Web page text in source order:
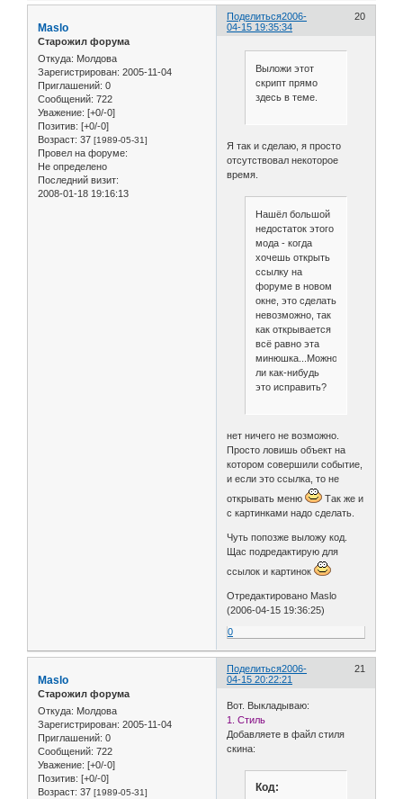
Поделиться 20
2006-
04-15 19:35:34
Maslo
Старожил форума
Откуда: Молдова
Зарегистрирован: 2005-11-04
Приглашений: 0
Сообщений: 722
Уважение: [+0/-0]
Позитив: [+0/-0]
Возраст: 37 [1989-05-31]
Провел на форуме:
Не определено
Последний визит:
2008-01-18 19:16:13
Выложи этот
скрипт прямо
здесь в теме.
Я так и сделаю, я просто
отсутствовал некоторое
время.
Нашёл большой
недостаток этого
мода - когда
хочешь открыть
ссылку на
форуме в новом
окне, это сделать
невозможно, так
как открывается
всё равно эта
минюшка...Можно
ли как-нибудь
это исправить?
нет ничего не возможно.
Просто ловишь объект на
котором совершили событие,
и если это ссылка, то не
открывать меню
Так же и
с картинками надо сделать.
Чуть попозже выложу код.
Щас подредактирую для
ссылок и картинок
Отредактировано Maslo
(2006-04-15 19:36:25)
0
Поделиться 21
2006-
04-15 20:22:21
Maslo
Старожил форума
Откуда: Молдова
Зарегистрирован: 2005-11-04
Приглашений: 0
Сообщений: 722
Уважение: [+0/-0]
Позитив: [+0/-0]
Возраст: 37 [1989-05-31]
Вот. Выкладываю:
1. Стиль
Добавляете в файл стиля
скина:
Код: